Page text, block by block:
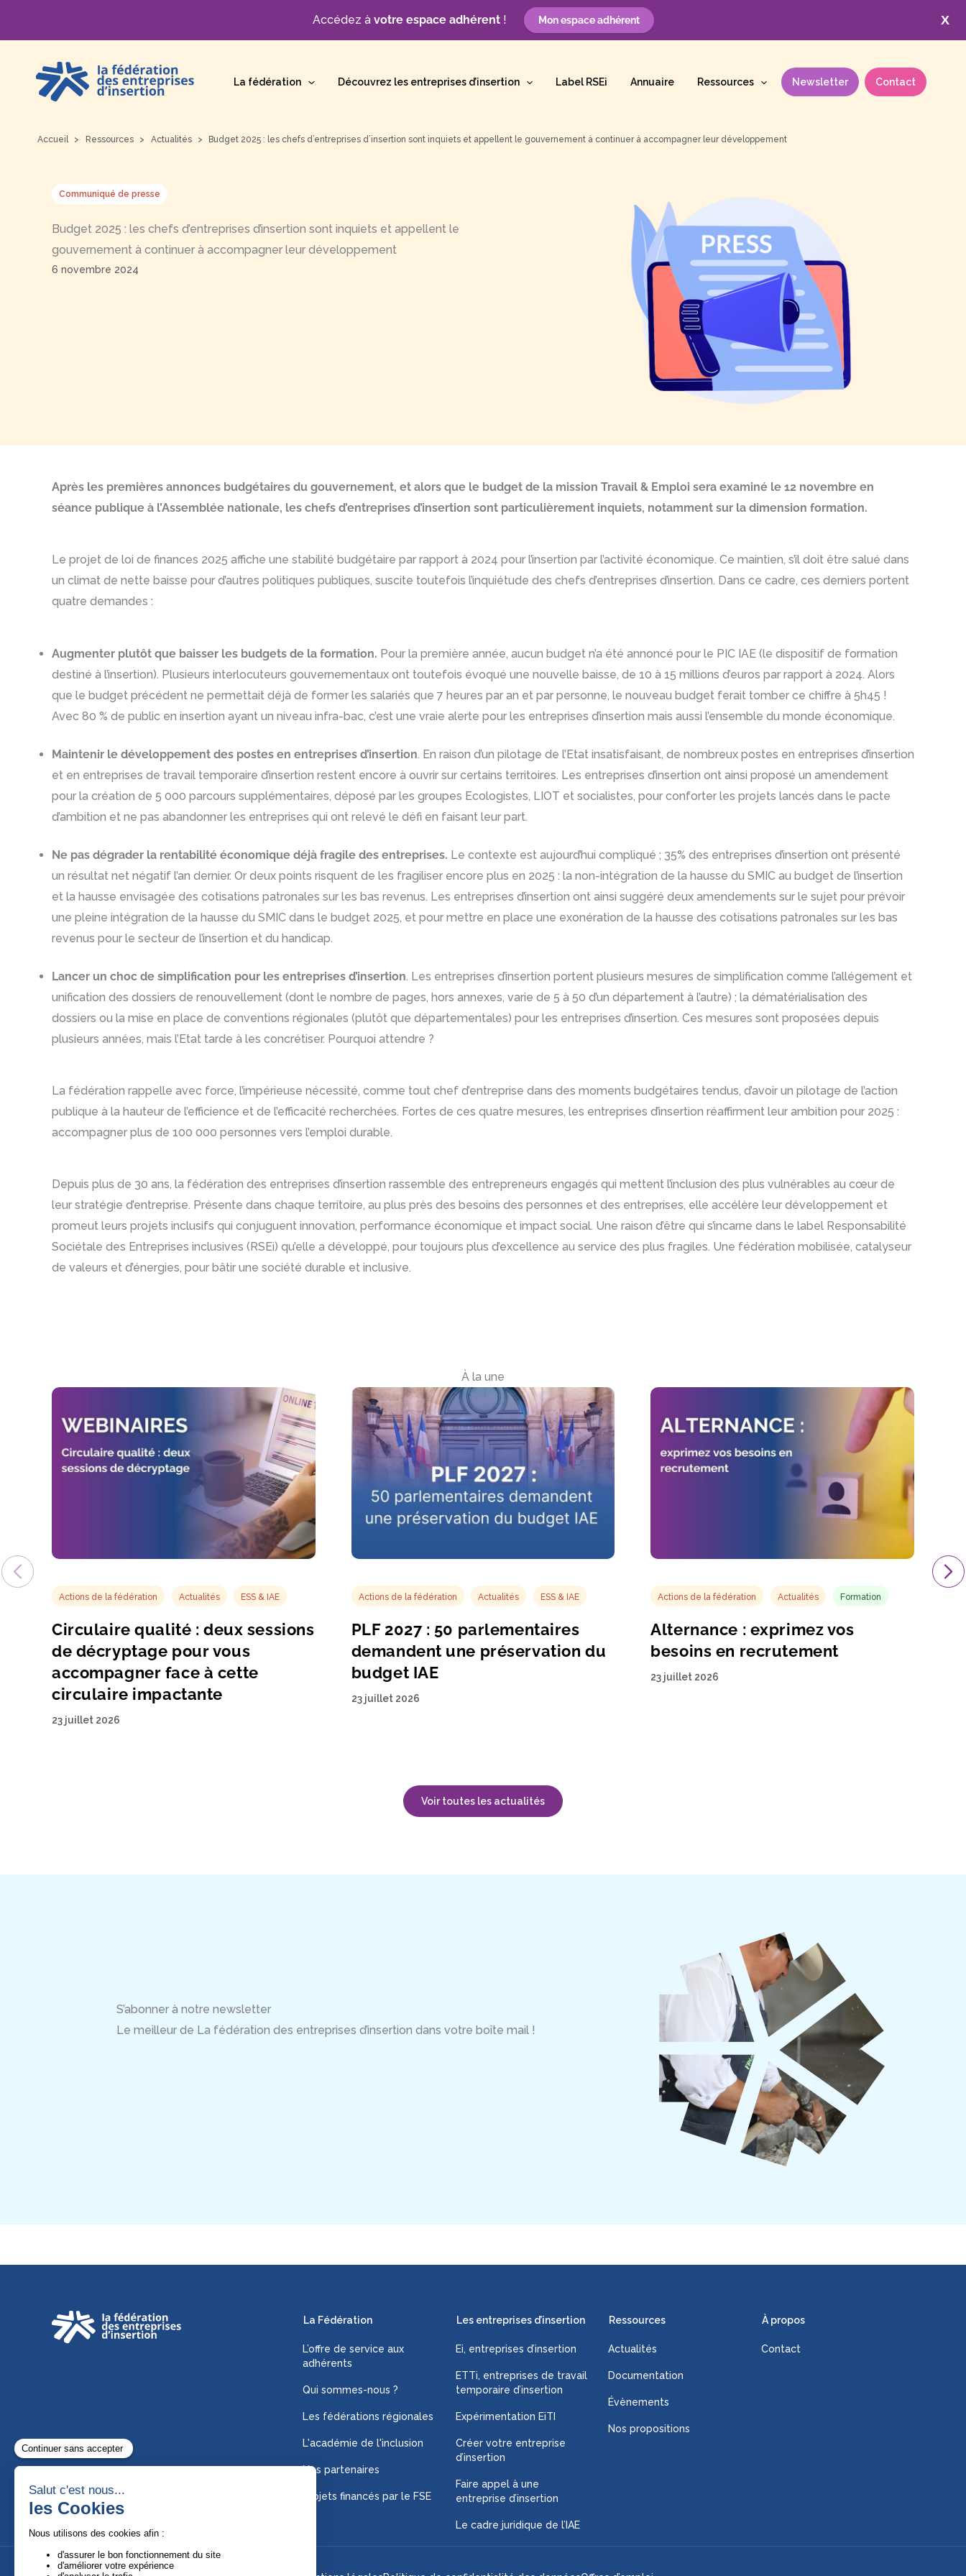
X
Accédez à votre espace adhérent! Mon espace adhérent
contenu
La fédération Découvrez les entreprises d’insertion Label RSEi Annuaire Ressources Newsletter Contact
Accueil Ressources Actualités Budget 2025 : les chefs d’entreprises d’insertion sont inquiets et appellent le gouvernement à continuer à accompagner leur développement
Communiqué de presse
Budget 2025 : les chefs d’entreprises d’insertion sont inquiets et appellent le
gouvernement à continuer à accompagner leur développement
6 novembre 2024
Après les premières annonces budgétaires du gouvernement, et alors que le budget de la mission Travail & Emploi sera examiné le 12 novembre en
séance publique à l’Assemblée nationale, les chefs d’entreprises d’insertion sont particulièrement inquiets, notamment sur la dimension formation.
Le projet de loi de finances 2025 affiche une stabilité budgétaire par rapport à 2024 pour l’insertion par l’activité économique. Ce maintien, s’il doit être salué dans
un climat de nette baisse pour d’autres politiques publiques, suscite toutefois l’inquiétude des chefs d’entreprises d’insertion. Dans ce cadre, ces derniers portent
quatre demandes :
Augmenter plutôt que baisser les budgets de la formation. Pour la première année, aucun budget n’a été annoncé pour le PIC IAE (le dispositif de formation
destiné à l’insertion). Plusieurs interlocuteurs gouvernementaux ont toutefois évoqué une nouvelle baisse, de 10 à 15 millions d’euros par rapport à 2024. Alors
que le budget précédent ne permettait déjà de former les salariés que 7 heures par an et par personne, le nouveau budget ferait tomber ce chiffre à 5h45 !
Avec 80 % de public en insertion ayant un niveau infra-bac, c’est une vraie alerte pour les entreprises d’insertion mais aussi l’ensemble du monde économique.
Maintenir le développement des postes en entreprises d’insertion. En raison d’un pilotage de l’Etat insatisfaisant, de nombreux postes en entreprises d’insertion
et en entreprises de travail temporaire d’insertion restent encore à ouvrir sur certains territoires. Les entreprises d’insertion ont ainsi proposé un amendement
pour la création de 5 000 parcours supplémentaires, déposé par les groupes Ecologistes, LIOT et socialistes, pour conforter les projets lancés dans le pacte
d’ambition et ne pas abandonner les entreprises qui ont relevé le défi en faisant leur part.
Ne pas dégrader la rentabilité économique déjà fragile des entreprises. Le contexte est aujourd’hui compliqué ; 35% des entreprises d’insertion ont présenté
un résultat net négatif l’an dernier. Or deux points risquent de les fragiliser encore plus en 2025 : la non-intégration de la hausse du SMIC au budget de l’insertion
et la hausse envisagée des cotisations patronales sur les bas revenus. Les entreprises d’insertion ont ainsi suggéré deux amendements sur le sujet pour prévoir
une pleine intégration de la hausse du SMIC dans le budget 2025, et pour mettre en place une exonération de la hausse des cotisations patronales sur les bas
revenus pour le secteur de l’insertion et du handicap.
Lancer un choc de simplification pour les entreprises d’insertion. Les entreprises d’insertion portent plusieurs mesures de simplification comme l’allégement et
unification des dossiers de renouvellement (dont le nombre de pages, hors annexes, varie de 5 à 50 d’un département à l’autre) ; la dématérialisation des
dossiers ou la mise en place de conventions régionales (plutôt que départementales) pour les entreprises d’insertion. Ces mesures sont proposées depuis
plusieurs années, mais l’Etat tarde à les concrétiser. Pourquoi attendre ?
La fédération rappelle avec force, l’impérieuse nécessité, comme tout chef d’entreprise dans des moments budgétaires tendus, d’avoir un pilotage de l’action
publique à la hauteur de l’efficience et de l’efficacité recherchées. Fortes de ces quatre mesures, les entreprises d’insertion réaffirment leur ambition pour 2025 :
accompagner plus de 100 000 personnes vers l’emploi durable.
Depuis plus de 30 ans, la fédération des entreprises d’insertion rassemble des entrepreneurs engagés qui mettent l’inclusion des plus vulnérables au cœur de
leur stratégie d’entreprise. Présente dans chaque territoire, au plus près des besoins des personnes et des entreprises, elle accélère leur développement et
promeut leurs projets inclusifs qui conjuguent innovation, performance économique et impact social. Une raison d’être qui s’incarne dans le label Responsabilité
Sociétale des Entreprises inclusives (RSEi) qu’elle a développé, pour toujours plus d’excellence au service des plus fragiles. Une fédération mobilisée, catalyseur
de valeurs et d’énergies, pour bâtir une société durable et inclusive.
À la une
Actions de la fédération Actualités ESS & IAE
Circulaire qualité : deux sessions
de décryptage pour vous
accompagner face à cette
circulaire impactante
23 juillet 2026
Actions de la fédération Actualités ESS & IAE
PLF 2027 : 50 parlementaires
demandent une préservation du
budget IAE
23 juillet 2026
Actions de la fédération Actualités Formation
Alternance : exprimez vos
besoins en recrutement
23 juillet 2026
Voir toutes les actualités
S’abonner à notre newsletter
Le meilleur de La fédération des entreprises d’insertion dans votre boîte mail !
La Fédération
L’offre de service aux
adhérents
Qui sommes-nous ?
Les fédérations régionales
L'académie de l'inclusion
Nos partenaires
Projets financés par le FSE
Les entreprises d’insertion
Ei, entreprises d’insertion
ETTi, entreprises de travail
temporaire d’insertion
Expérimentation EiTI
Créer votre entreprise
d’insertion
Faire appel à une
entreprise d’insertion
Le cadre juridique de l’IAE
Ressources
Actualités
Documentation
Évènements
Nos propositions
À propos
Contact